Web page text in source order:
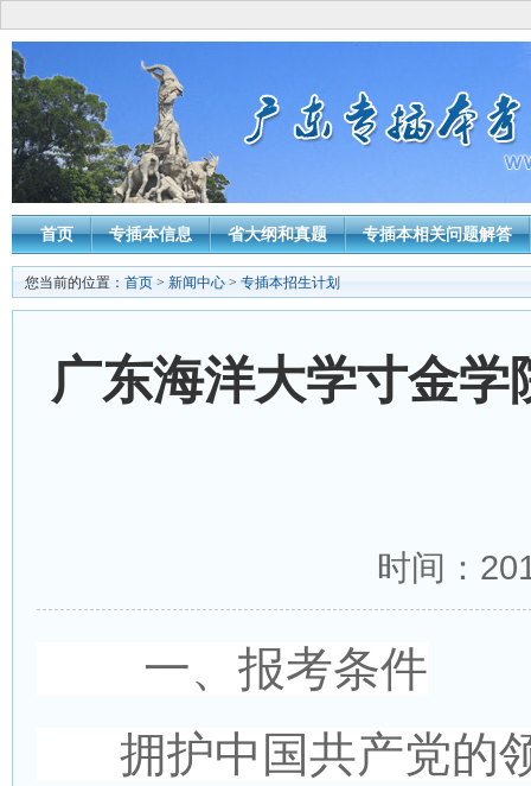
首页 专插本信息 省大纲和真题 专插本相关问题解答
您当前的位置： 首页 > 新闻中心 > 专插本招生计划
广东海洋大学寸金
时间：
一、报考条件
拥护中国共产党的